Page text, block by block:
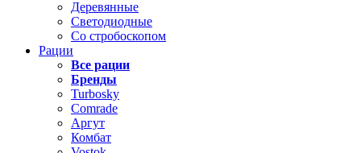
Деревянные
Светодиодные
Со стробоскопом
Рации
Все рации
Бренды
Turbosky
Comrade
Аргут
Комбат